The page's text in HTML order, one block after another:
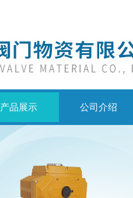
产品展示 公司介绍